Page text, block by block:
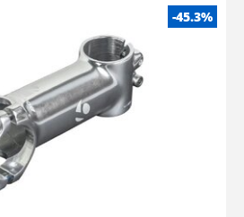
-45.3%